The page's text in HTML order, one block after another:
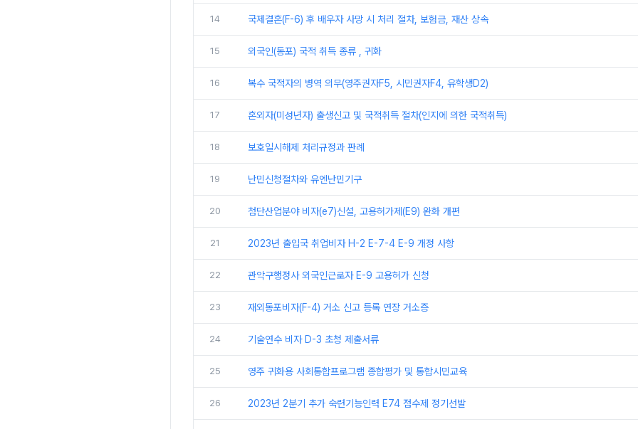
14 국제결혼(F-6) 후 배우자 사망 시 처리 절차, 보험금, 재산 상속
15 외국인(동포) 국적 취득 종류 , 귀화
16 복수 국적자의 병역 의무(영주권자F5, 시민권자F4, 유학생D2)
17 혼외자(미성년자) 출생신고 및 국적취득 절차(인지에 의한 국적취득)
18 보호일시해제 처리규정과 판례
19 난민신청절차와 유엔난민기구
20 첨단산업분야 비자(e7)신설, 고용허가제(E9) 완화 개편
21 2023년 출입국 취업비자 H-2 E-7-4 E-9 개정 사항
22 관악구행정사 외국인근로자 E-9 고용허가 신청
23 재외동포비자(F-4) 거소 신고 등록 연장 거소증
24 기술연수 비자 D-3 초청 제출서류
25 영주 귀화용 사회통합프로그램 종합평가 및 통합시민교육
26 2023년 2분기 추가 숙련기능인력 E74 점수제 정기선발